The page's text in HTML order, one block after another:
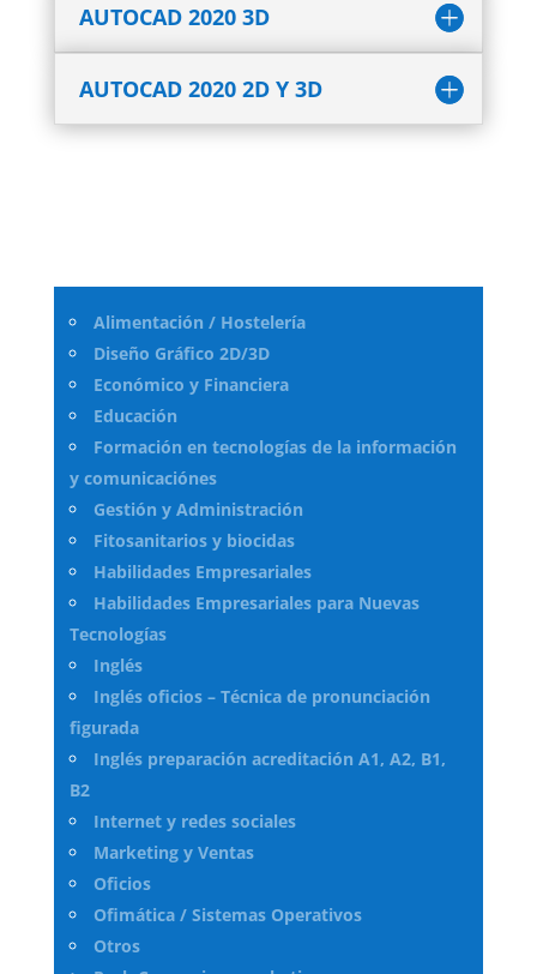
AUTOCAD 2020 3D
AUTOCAD 2020 2D Y 3D
Alimentación / Hostelería
Diseño Gráfico 2D/3D
Económico y Financiera
Educación
Formación en tecnologías de la información
y comunicaciónes
Gestión y Administración
Fitosanitarios y biocidas
Habilidades Empresariales
Habilidades Empresariales para Nuevas
Tecnologías
Inglés
Inglés oficios – Técnica de pronunciación
figurada
Inglés preparación acreditación A1, A2, B1,
B2
Internet y redes sociales
Marketing y Ventas
Oficios
Ofimática / Sistemas Operativos
Otros